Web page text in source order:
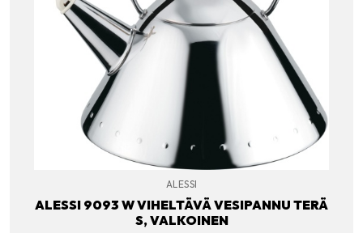
ALESSI
ALESSI 9093 W VIHELTÄVÄ VESIPANNU TERÄ
S, VALKOINEN